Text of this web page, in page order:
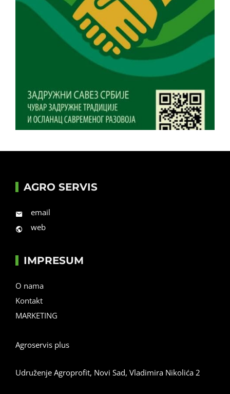
AGRO SERVIS
email
web
IMPRESUM
O nama
Kontakt
MARKETING
Agroservis plus
Udruženje Agroprofit, Novi Sad, Vladimira Nikolića 2